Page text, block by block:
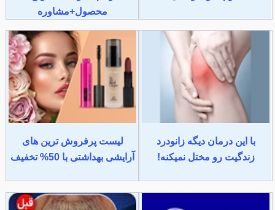
محصول+مشاوره
با این درمان دیگه زانودرد
زندگیت رو مختل نمیکنه!
لیست پرفروش ترین های
آرایشی بهداشتی با 50% تخفیف